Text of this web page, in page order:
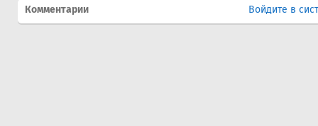
Комментарии Войдите в